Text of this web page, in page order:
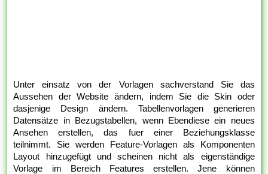
Unter einsatz von der Vorlagen sachverstand Sie das
Aussehen der Website ändern, indem Sie die Skin oder
dasjenige Design ändern. Tabellenvorlagen generieren
Datensätze in Bezugstabellen, wenn Ebendiese ein neues
Ansehen erstellen, das fuer einer Beziehungsklasse
teilnimmt. Sie werden Feature-Vorlagen als Komponenten
Layout hinzugefügt und scheinen nicht als eigenständige
Vorlage im Bereich Features erstellen. Jene können